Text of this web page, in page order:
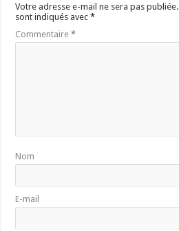
Votre adresse e-mail ne sera pas publiée.
sont indiqués avec*
Commentaire*
Nom
E-mail